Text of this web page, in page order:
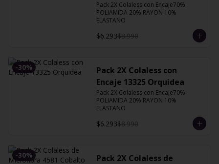
Pack 2X Colaless con Encaje70%
POLIAMIDA 20% RAYON 10%
ELASTANO
$6.293$8.990
-30%
Pack 2X Colaless con
Encaje 13325 Orquidea
Pack 2X Colaless con Encaje70%
POLIAMIDA 20% RAYON 10%
ELASTANO
$6.293$8.990
-30%
Pack 2X Colaless de